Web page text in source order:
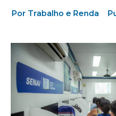
Por Trabalho e Renda